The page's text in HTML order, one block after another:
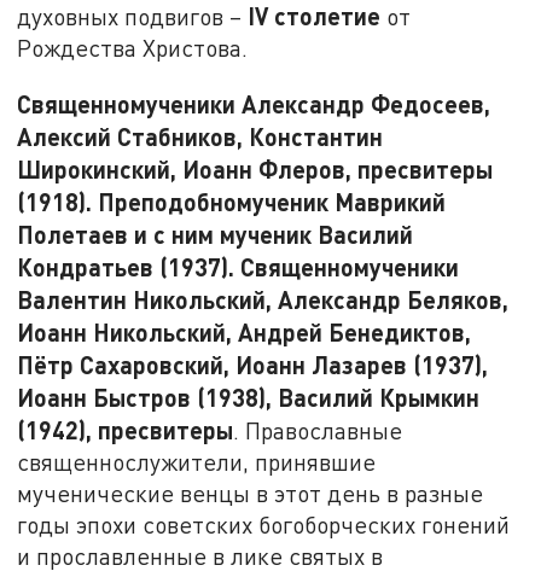
духовных подвигов – IVстолетие от
Рождества Христова.
Священномученики Александр Федосеев,
Алексий Стабников, Константин
Широкинский, Иоанн Флеров, пресвитеры
(1918). Преподобномученик Маврикий
Полетаев и с ним мученик Василий
Кондратьев (1937). Священномученики
Валентин Никольский, Александр Беляков,
Иоанн Никольский, Андрей Бенедиктов,
Пётр Сахаровский, Иоанн Лазарев (1937),
Иоанн Быстров (1938), Василий Крымкин
(1942), пресвитеры. Православные
священнослужители, принявшие
мученические венцы в этот день в разные
годы эпохи советских богоборческих гонений
и прославленные в лике святых в